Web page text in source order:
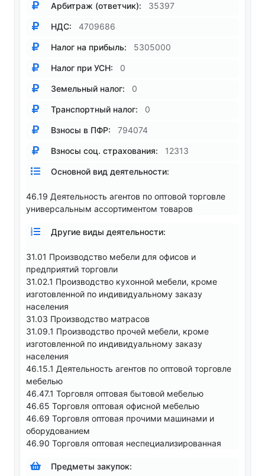
Арбитраж (ответчик): 35397
НДС: 4709686
Налог на прибыль: 5305000
Налог при УСН: 0
Земельный налог: 0
Транспортный налог: 0
Взносы в ПФР: 794074
Взносы соц. страхования: 12313
Основной вид деятельности:
46.19 Деятельность агентов по оптовой торговле
универсальным ассортиментом товаров
Другие виды деятельности:
31.01 Производство мебели для офисов и
предприятий торговли
31.02.1 Производство кухонной мебели, кроме
изготовленной по индивидуальному заказу
населения
31.03 Производство матрасов
31.09.1 Производство прочей мебели, кроме
изготовленной по индивидуальному заказу
населения
46.15.1 Деятельность агентов по оптовой торговле
мебелью
46.47.1 Торговля оптовая бытовой мебелью
46.65 Торговля оптовая офисной мебелью
46.69 Торговля оптовая прочими машинами и
оборудованием
46.90 Торговля оптовая неспециализированная
Предметы закупок: